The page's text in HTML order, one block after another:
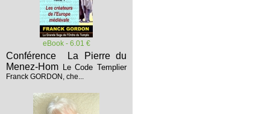
eBook - 6.01 €
Conférence La Pierre du
Menez-Hom Le Code Templier
Franck GORDON, che...